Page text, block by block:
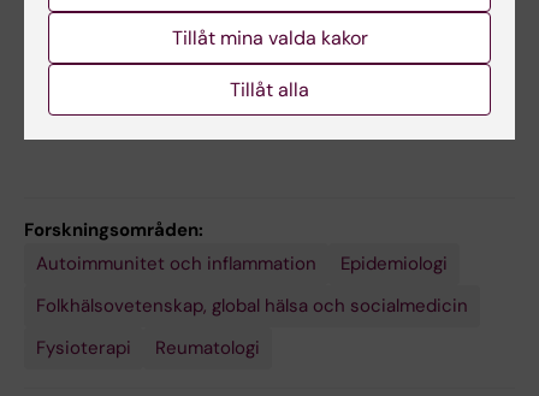
LiR-projektet: Främjande av goda levnadsvanor
inom reumatologi
Forskningsområden:
Autoimmunitet och inflammation
Epidemiologi
Folkhälsovetenskap, global hälsa och socialmedicin
Fysioterapi
Reumatologi
Tillåt mina valda kakor
Tillåt alla